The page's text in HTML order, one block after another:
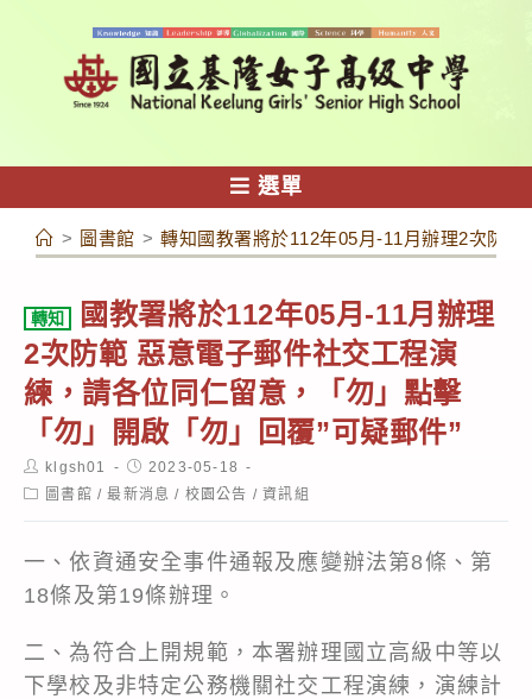
容
選單
> 圖書館 > 轉知國教署將於112年05月-11月辦理2次防
轉知
國教署將於112年05月-11月辦理
2次防範 惡意電子郵件社交工程演
練，請各位同仁留意，「勿」點擊
「勿」開啟「勿」回覆”可疑郵件”
Post
author:
klgsh01
Post
published:
2023-05-18
Post圖書館 / 最新消息 / 校園公告 / 資訊組
一、依資通安全事件通報及應變辦法第8條、第
18條及第19條辦理。
二、為符合上開規範，本署辦理國立高級中等以
下學校及非特定公務機關社交工程演練，演練計